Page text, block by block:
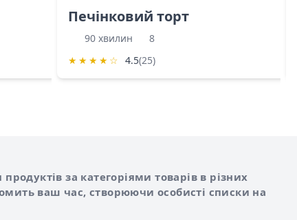
Печінковий торт
90 хвилин
8
★ ★ ★ ★ ☆ 4.5(25)
за категоріями товарів в різних
ваш час, створюючи особисті списки на